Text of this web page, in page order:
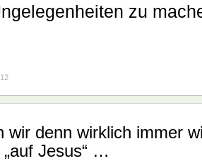
zu
wir denn wirklich immer
Jesus“ …